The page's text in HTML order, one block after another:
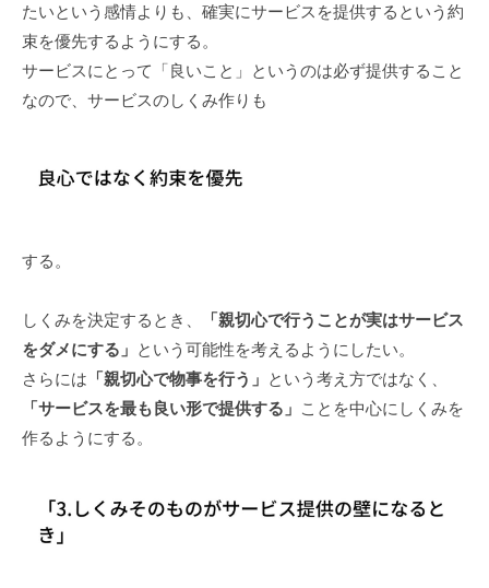
たいという感情よりも、確実にサービスを提供するという約
束を優先するようにする。
サービスにとって「良いこと」というのは必ず提供すること
なので、サービスのしくみ作りも
する。
しくみを決定するとき、
「親切心で行うことが実はサービス
をダメにする」 という可能性を考えるようにしたい。
さらには 「親切心で物事を行う」 という考え方ではなく、
「サービスを最も良い形で提供する」 ことを中心にしくみを
作るようにする。